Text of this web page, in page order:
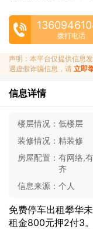
拨打电话
声明：本平台仅提供信息
遇虚假诈骗信息，请 立即
信息详情
楼层情况： 低楼层
装修情况： 精装修
房屋配置： 有网络,
齐
信息来源： 个人
免费停车出租攀华
租金800元押2付3。